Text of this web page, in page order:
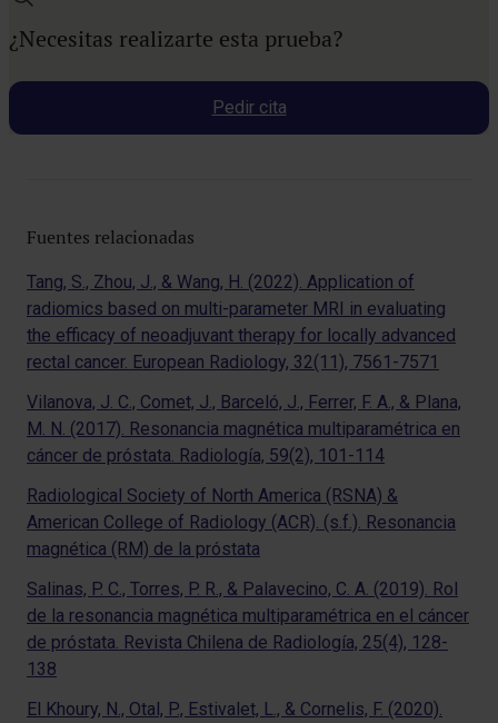
¿Necesitas realizarte esta prueba?
Pedir cita
Fuentes relacionadas
Tang, S., Zhou, J., & Wang, H. (2022). Application of
radiomics based on multi-parameter MRI in evaluating
the efficacy of neoadjuvant therapy for locally advanced
rectal cancer. European Radiology, 32(11), 7561-7571
Vilanova, J. C., Comet, J., Barceló, J., Ferrer, F. A., & Plana,
M. N. (2017). Resonancia magnética multiparamétrica en
cáncer de próstata. Radiología, 59(2), 101-114
Radiological Society of North America (RSNA) &
American College of Radiology (ACR). (s.f.). Resonancia
magnética (RM) de la próstata
Salinas, P. C., Torres, P. R., & Palavecino, C. A. (2019). Rol
de la resonancia magnética multiparamétrica en el cáncer
de próstata. Revista Chilena de Radiología, 25(4), 128-
138
El Khoury, N., Otal, P., Estivalet, L., & Cornelis, F. (2020).